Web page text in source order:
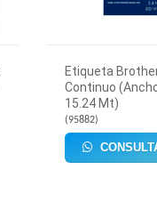
Etiqueta
Continuo
15.24 Mt)
(95882)